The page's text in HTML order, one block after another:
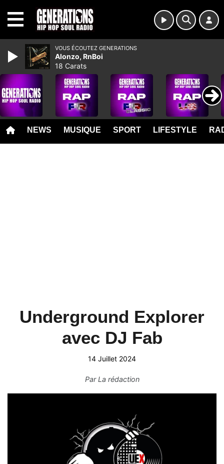
NEWS MUSIQUE SPORT LIFESTYLE
Underground Explorer
avec DJ Fab
14 Juillet 2024
ParLa rédaction
VOUS ÉCOUTEZ GENERATIONS
Alonzo, RnBoi
18 Carats